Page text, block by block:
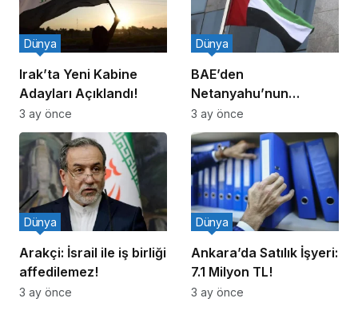
Irak’ta Yeni Kabine
Adayları Açıklandı!
Dünya
3 ay önce
BAE’den
Netanyahu’nun
Ziyareti İddiasına
Yalanlama
Dünya
3 ay önce
Arakçi: İsrail ile iş birliği
affedilemez!
Dünya
3 ay önce
Ankara’da Satılık İşyeri:
7.1 Milyon TL!
Dünya
3 ay önce